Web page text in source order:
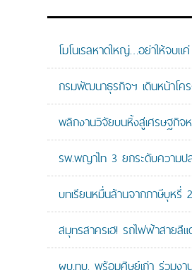
โมโนเรลหาดใหญ่…อย่าให้จบ
กรมพัฒนาธุรกิจฯ เดินหน้าโค
พลิกงานวิจัยบนหิ้งสู่เศรษฐกิจ
รพ.พญาไท 3 ยกระดับความป
บทเรียนหมื่นล้านจากภาษีบุหรี่
สมุทรสาครเฮ! รถไฟฟ้าสายสี
ผบ.ทบ. พร้อมศิษย์เก่า ร่วมง